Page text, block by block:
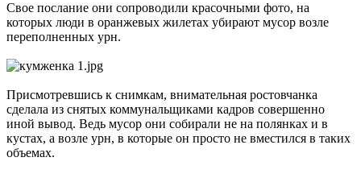
Свое послание они сопроводили красочными фото, на
которых люди в оранжевых жилетах убирают мусор возле
переполненных урн.
Присмотревшись к снимкам, внимательная ростовчанка
сделала из снятых коммунальщиками кадров совершенно
иной вывод. Ведь мусор они собирали не на полянках и в
кустах, а возле урн, в которые он просто не вместился в таких
объемах.